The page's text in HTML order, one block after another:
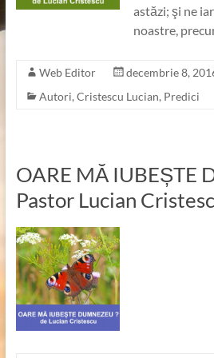
astăzi; şi ne
noastre,
Web Editor
decembrie 8,
Autori, Cristescu Lucian, Predici
OARE MĂ IUBEȘTE
Pastor Lucian